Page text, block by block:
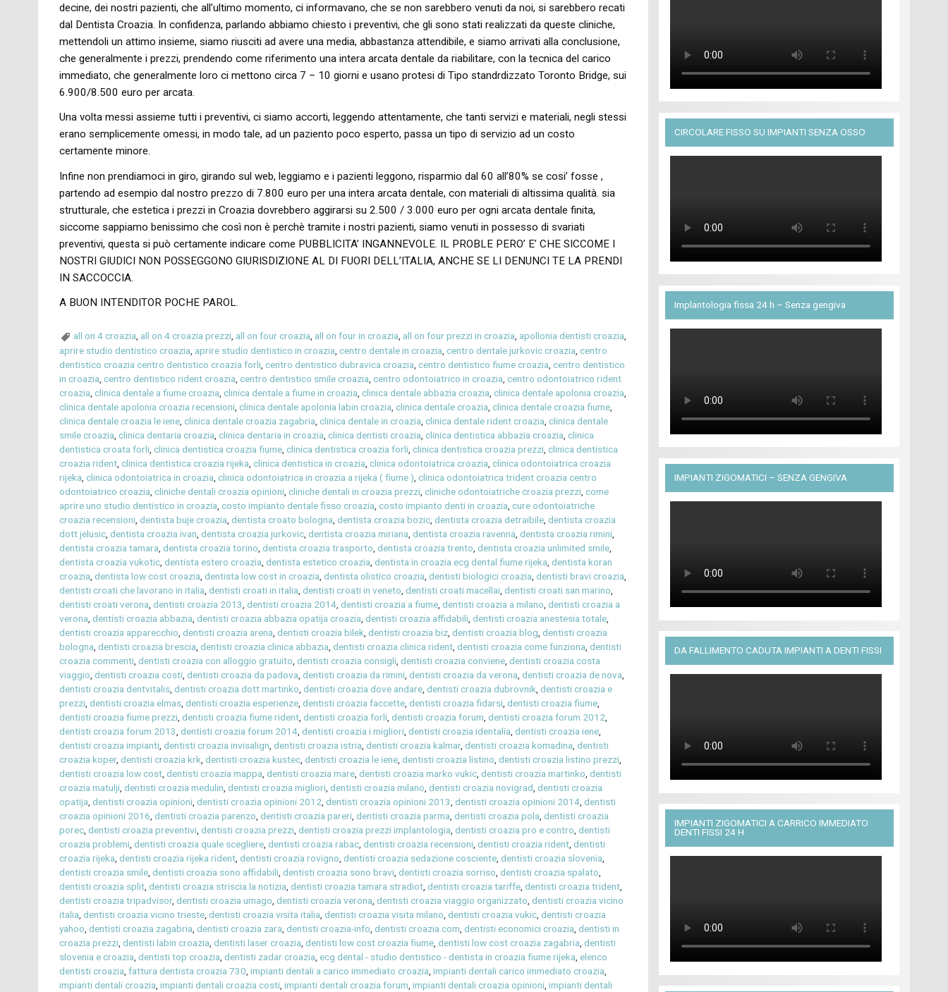
decine, dei nostri pazienti, che all’ultimo momento, ci informavano, che se non sarebbero venuti da noi, si sarebbero recati
dal Dentista Croazia. In confidenza, parlando abbiamo chiesto i preventivi, che gli sono stati realizzati da queste cliniche,
mettendoli un attimo insieme, siamo riusciti ad avere una media, abbastanza attendibile, e siamo arrivati alla conclusione,
che generalmente i prezzi, prendendo come riferimento una intera arcata dentale da riabilitare, con la tecnica del carico
immediato, che generalmente loro ci mettono circa 7 – 10 giorni e usano protesi di Tipo standrdizzato Toronto Bridge, sui
6.900/8.500 euro per arcata.
Una volta messi assieme tutti i preventivi, ci siamo accorti, leggendo attentamente, che tanti servizi e materiali, negli stessi
erano semplicemente omessi, in modo tale, ad un paziento poco esperto, passa un tipo di servizio ad un costo
certamente minore.
Infine non prendiamoci in giro, girando sul web, leggiamo e i pazienti leggono, risparmio dal 60 all’80% se cosi’ fosse ,
partendo ad esempio dal nostro prezzo di 7.800 euro per una intera arcata dentale, con materiali di altissima qualità. sia
strutturale, che estetica i prezzi in Croazia dovrebbero aggirarsi su 2.500 / 3.000 euro per ogni arcata dentale finita,
siccome sappiamo benissimo che così non è perchè tramite i nostri pazienti, siamo venuti in possesso di svariati
preventivi, questa si può certamente indicare come PUBBLICITA’ INGANNEVOLE. IL PROBLE PERO’ E’ CHE SICCOME I
NOSTRI GIUDICI NON POSSEGGONO GIURISDIZIONE AL DI FUORI DELL’ITALIA, ANCHE SE LI DENUNCI TE LA PRENDI
IN SACCOCCIA.
A BUON INTENDITOR POCHE PAROL.
all on 4 croazia all on 4 croazia prezzi all on four croazia all on four in croazia all on four prezzi in croazia apollonia dentisti croazia
aprire studio dentistico croazia, aprire studio dentistico in croazia,centro dentale in croazia,centro dentale jurkovic croazia,centro
dentistico croazia centro dentistico croazia forli,centro dentistico dubravica croazia,centro dentistico fiume croazia,centro dentistico
in croazia,centro dentistico rident croazia,centro dentistico smile croazia,centro odontoiatrico in croazia,centro odontoiatrico rident
croazia,clinica dentale a fiume croazia,clinica dentale a fiume in croazia,clinica dentale abbazia croazia,clinica dentale apolonia croazia,
clinica dentale apolonia croazia recensioni,clinica dentale apolonia labin croazia,clinica dentale croazia,clinica dentale croazia fiume,
clinica dentale croazia le iene,clinica dentale croazia zagabria,clinica dentale in croazia,clinica dentale rident croazia,clinica dentale
smile croazia,clinica dentaria croazia,clinica dentaria in croazia,clinica dentisti croazia,clinica dentistica abbazia croazia,clinica
dentistica croata forli,clinica dentistica croazia fiume,clinica dentistica croazia forli,clinica dentistica croazia prezzi,clinica dentistica
croazia rident,clinica dentistica croazia rijeka,clinica dentistica in croazia,clinica odontoiatrica croazia,clinica odontoiatrica croazia
rijeka,clinica odontoiatrica in croazia,clinica odontoiatrica in croazia a rijeka ( fiume ),clinica odontoiatrica trident croazia centro
odontoiatrico croazia,cliniche dentali croazia opinioni,cliniche dentali in croazia prezzi,cliniche odontoiatriche croazia prezzi,come
aprire uno studio dentistico in croazia,costo impianto dentale fisso croazia,costo impianto denti in croazia,cure odontoiatriche
croazia recensioni,dentista buje croazia,dentista croato bologna,dentista croazia bozic,dentista croazia detraibile,dentista croazia
dott jelusic,dentista croazia ivan,dentista croazia jurkovic,dentista croazia miriana,dentista croazia ravenna,dentista croazia rimini,
dentista croazia tamara,dentista croazia torino,dentista croazia trasporto,dentista croazia trento,dentista croazia unlimited smile,
dentista croazia vukotic,dentista estero croazia,dentista estetico croazia,dentista in croazia ecg dental fiume rijeka,dentista koran
croazia,dentista low cost croazia,dentista low cost in croazia,dentista olistico croazia,dentisti biologici croazia,dentisti bravi croazia,
dentisti croati che lavorano in italia,dentisti croati in italia,dentisti croati in veneto,dentisti croati macellai,dentisti croati san marino,
dentisti croati verona,dentisti croazia 2013,dentisti croazia 2014,dentisti croazia a fiume,dentisti croazia a milano,dentisti croazia a
verona,dentisti croazia abbazia,dentisti croazia abbazia opatija croazia,dentisti croazia affidabili,dentisti croazia anestesia totale,
dentisti croazia apparecchio,dentisti croazia arena,dentisti croazia bilek,dentisti croazia biz,dentisti croazia blog,dentisti croazia
bologna,dentisti croazia brescia,dentisti croazia clinica abbazia,dentisti croazia clinica rident,dentisti croazia come funziona,dentisti
croazia commenti,dentisti croazia con alloggio gratuito,dentisti croazia consigli,dentisti croazia conviene,dentisti croazia costa
viaggio,dentisti croazia costi,dentisti croazia da padova,dentisti croazia da rimini,dentisti croazia da verona,dentisti croazia de nova,
dentisti croazia dentvitalis,dentisti croazia dott martinko,dentisti croazia dove andare,dentisti croazia dubrovnik,dentisti croazia e
prezzi,dentisti croazia elmas,dentisti croazia esperienze,dentisti croazia faccette,dentisti croazia fidarsi,dentisti croazia fiume,
dentisti croazia fiume prezzi,dentisti croazia fiume rident,dentisti croazia forli,dentisti croazia forum,dentisti croazia forum 2012,
dentisti croazia forum 2013,dentisti croazia forum 2014,dentisti croazia i migliori,dentisti croazia identalia,dentisti croazia iene,
dentisti croazia impianti,dentisti croazia invisalign,dentisti croazia istria,dentisti croazia kalmar,dentisti croazia komadina,dentisti
croazia koper,dentisti croazia krk,dentisti croazia kustec,dentisti croazia le iene,dentisti croazia listino,dentisti croazia listino prezzi,
dentisti croazia low cost,dentisti croazia mappa,dentisti croazia mare,dentisti croazia marko vukic,dentisti croazia martinko,dentisti
croazia matulji,dentisti croazia medulin,dentisti croazia migliori,dentisti croazia milano,dentisti croazia novigrad,dentisti croazia
opatija,dentisti croazia opinioni,dentisti croazia opinioni 2012,dentisti croazia opinioni 2013,dentisti croazia opinioni 2014,dentisti
croazia opinioni 2016,dentisti croazia parenzo,dentisti croazia pareri,dentisti croazia parma,dentisti croazia pola,dentisti croazia
porec,dentisti croazia preventivi,dentisti croazia prezzi,dentisti croazia prezzi implantologia,dentisti croazia pro e contro,dentisti
croazia problemi,dentisti croazia quale scegliere,dentisti croazia rabac,dentisti croazia recensioni,dentisti croazia rident,dentisti
croazia rijeka,dentisti croazia rijeka rident,dentisti croazia rovigno,dentisti croazia sedazione cosciente,dentisti croazia slovenia,
dentisti croazia smile,dentisti croazia sono affidabili,dentisti croazia sono bravi,dentisti croazia sorriso,dentisti croazia spalato,
dentisti croazia split,dentisti croazia striscia la notizia,dentisti croazia tamara stradiot,dentisti croazia tariffe,dentisti croazia trident,
dentisti croazia tripadvisor,dentisti croazia umago,dentisti croazia verona,dentisti croazia viaggio organizzato,dentisti croazia vicino
italia,dentisti croazia vicino trieste,dentisti croazia visita italia,dentisti croazia visita milano,dentisti croazia vukic,dentisti croazia
yahoo,dentisti croazia zagabria,dentisti croazia zara,dentisti croazia-info,dentisti croazia.com,dentisti economici croazia,dentisti in
croazia prezzi,dentisti labin croazia,dentisti laser croazia,dentisti low cost croazia fiume,dentisti low cost croazia zagabria,dentisti
slovenia e croazia,dentisti top croazia,dentisti zadar croazia,ecg dental - studio dentistico - dentista in croazia fiume rijeka,elenco
dentisti croazia,fattura dentista croazia 730,impianti dentali a carico immediato croazia,impianti dentali carico immediato croazia,
impianti dentali croazia,impianti dentali croazia costi,impianti dentali croazia forum,impianti dentali croazia opinioni,impianti dentali
CIRCOLARE FISSO SU IMPIANTI SENZA OSSO
Implantologia fissa 24 h – Senza gengiva
IMPIANTI ZIGOMATICI – SENZA GENGIVA
DA FALLIMENTO CADUTA IMPIANTI A DENTI FISSI
IMPIANTI ZIGOMATICI A CARRICO IMMEDIATO
DENTI FISSI 24 H